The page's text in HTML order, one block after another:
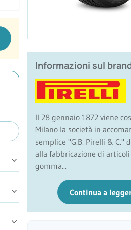
Informazioni sul
Il 28 gennaio 1872 viene
Milano la società in
semplice "G.B. Pirelli & C."
alla fabbricazione di
gomma...
Continua a